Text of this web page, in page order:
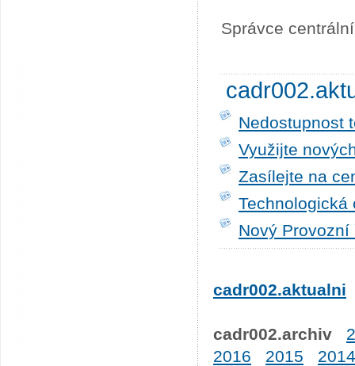
Správce
Nedostupnost
Využijte
Zasílejte na
Technologická
Nový
cadr002.aktualni
cadr002.archiv
2016
2015 2014